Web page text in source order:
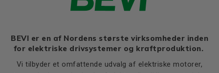
BEVI er en af Nordens største virksomheder inden
for elektriske drivsystemer og kraftproduktion.
Vi tilbyder et omfattende udvalg af elektriske motorer,